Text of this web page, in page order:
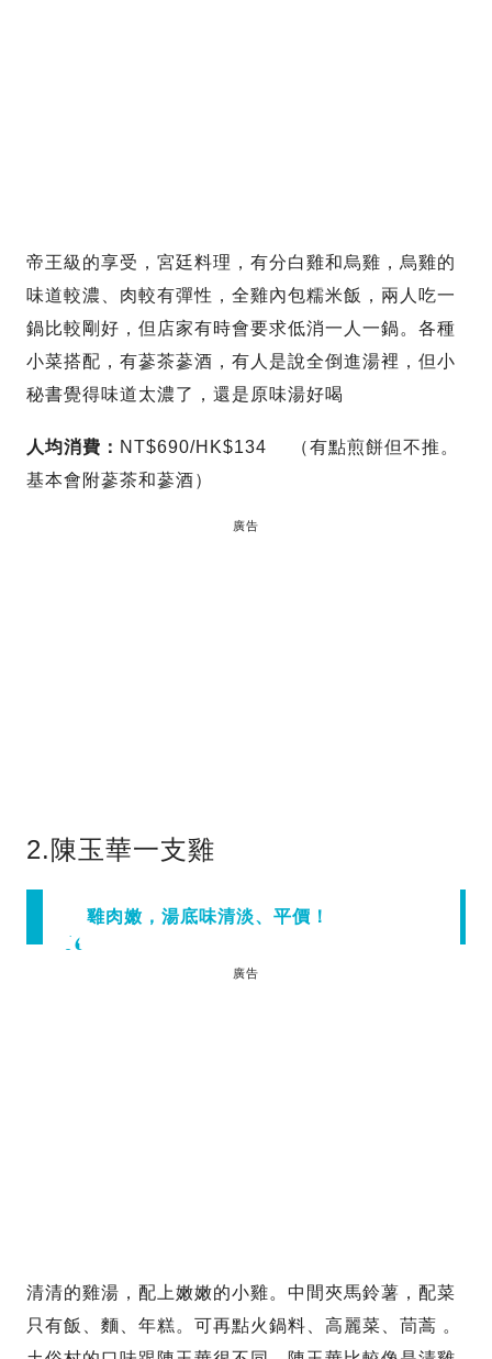
帝王級的享受，宮廷料理，有分白雞和烏雞，烏雞的
味道較濃、肉較有彈性，全雞內包糯米飯，兩人吃一
鍋比較剛好，但店家有時會要求低消一人一鍋。各種
小菜搭配，有蔘茶蔘酒，有人是說全倒進湯裡，但小
秘書覺得味道太濃了，還是原味湯好喝
人均消費： NT$690/HK$134 （有點煎餅但不推。
基本會附蔘茶和蔘酒）
廣告
2.陳玉華一支雞
雞肉嫩，湯底味清淡、平價！
廣告
清清的雞湯，配上嫩嫩的小雞。中間夾馬鈴薯，配菜
只有飯、麵、年糕。可再點火鍋料、高麗菜、茼蒿 。